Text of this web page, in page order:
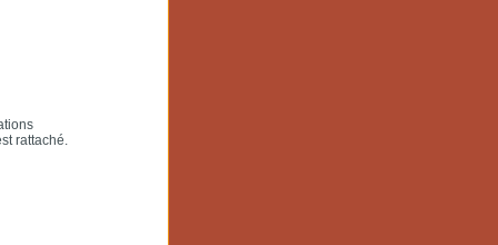
rattaché.